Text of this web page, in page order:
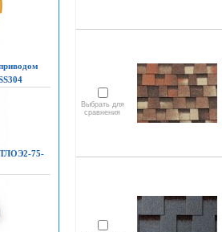
75-
Выбрать для
сравнения